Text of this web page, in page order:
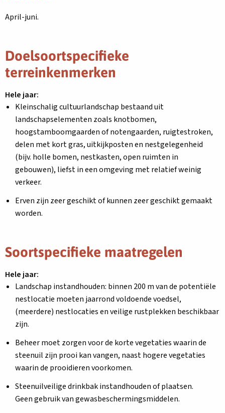
April-juni.
Doelsoortspecifieke
terreinkenmerken
Hele jaar:
Kleinschalig cultuurlandschap bestaand uit
landschapselementen zoals knotbomen,
hoogstamboomgaarden of notengaarden, ruigtestroken,
delen met kort gras, uitkijkposten en nestgelegenheid
(bijv. holle bomen, nestkasten, open ruimten in
gebouwen), liefst in een omgeving met relatief weinig
verkeer.
Erven zijn zeer geschikt of kunnen zeer geschikt gemaakt
worden.
Soortspecifieke maatregelen
Hele jaar:
Landschap instandhouden: binnen 200 m van de potentiële
nestlocatie moeten jaarrond voldoende voedsel,
(meerdere) nestlocaties en veilige rustplekken beschikbaar
zijn.
Beheer moet zorgen voor de korte vegetaties waarin de
steenuil zijn prooi kan vangen, naast hogere vegetaties
waarin de prooidieren voorkomen.
Steenuilveilige drinkbak instandhouden of plaatsen.
Geen gebruik van gewasbeschermingsmiddelen.